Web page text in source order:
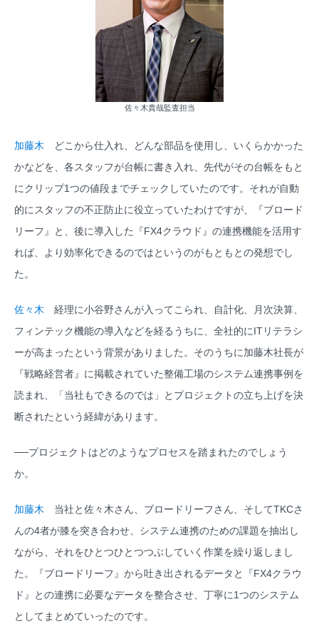
佐々木貴哉監査担当
加藤木 どこから仕入れ、どんな部品を使用し、いくらかかった
かなどを、各スタッフが台帳に書き入れ、先代がその台帳をもと
にクリップ1つの値段までチェックしていたのです。それが自動
的にスタッフの不正防止に役立っていたわけですが、『ブロード
リーフ』と、後に導入した『FX4クラウド』の連携機能を活用す
れば、より効率化できるのではというのがもともとの発想でし
た。
佐々木 経理に小谷野さんが入ってこられ、自計化、月次決算、
フィンテック機能の導入などを経るうちに、全社的にITリテラシ
ーが高まったという背景がありました。そのうちに加藤木社長が
『戦略経営者』に掲載されていた整備工場のシステム連携事例を
読まれ、「当社もできるのでは」とプロジェクトの立ち上げを決
断されたという経緯があります。
──プロジェクトはどのようなプロセスを踏まれたのでしょう
か。
加藤木 当社と佐々木さん、ブロードリーフさん、そしてTKCさ
んの4者が膝を突き合わせ、システム連携のための課題を抽出し
ながら、それをひとつひとつつぶしていく作業を繰り返しまし
た。『ブロードリーフ』から吐き出されるデータと『FX4クラウ
ド』との連携に必要なデータを整合させ、丁寧に1つのシステム
としてまとめていったのです。